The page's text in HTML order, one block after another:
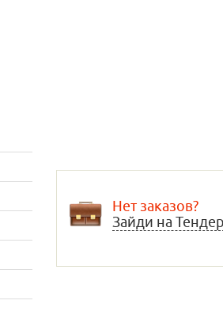
Нет заказов?
Зайди на